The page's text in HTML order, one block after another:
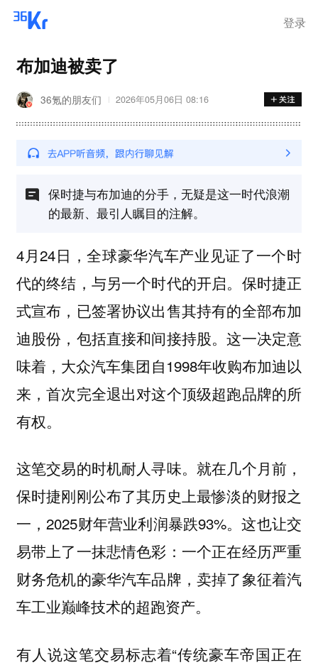
登录
布加迪被卖了
36氪的朋友们 2026年05月06日 08:16
保时捷与布加迪的分手，无疑是这一时代浪潮
的最新、最引人瞩目的注解。
4月24日，全球豪华汽车产业见证了一个时
代的终结，与另一个时代的开启。保时捷正
式宣布，已签署协议出售其持有的全部布加
迪股份，包括直接和间接持股。这一决定意
味着，大众汽车集团自1998年收购布加迪以
来，首次完全退出对这个顶级超跑品牌的所
有权。
这笔交易的时机耐人寻味。就在几个月前，
保时捷刚刚公布了其历史上最惨淡的财报之
一，2025财年营业利润暴跌93%。这也让交
易带上了一抹悲情色彩：一个正在经历严重
财务危机的豪华汽车品牌，卖掉了象征着汽
车工业巅峰技术的超跑资产。
有人说这笔交易标志着“传统豪车帝国正在